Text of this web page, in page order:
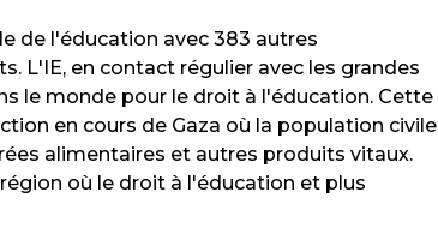
de l'éducation avec 383 autres
L'IE, en contact régulier avec les grandes
le monde pour le droit à l'éducation. Cette
en cours de Gaza où la population civile
alimentaires et autres produits vitaux.
où le droit à l'éducation et plus